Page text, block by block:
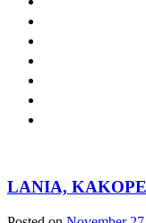
LANIA,